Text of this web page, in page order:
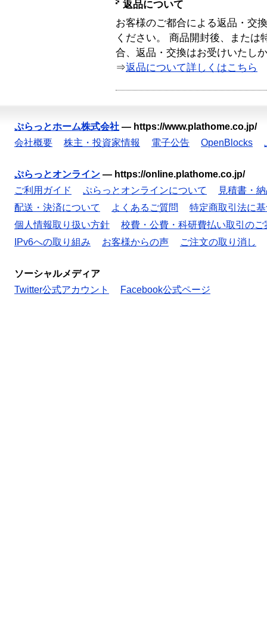
返品について
お客様のご都合による返品・交
ください。 商品開封後、または
合、返品・交換はお受けいたし
⇒返品について詳しくはこちら
ぷらっとホーム株式会社 — https://www.plathome.co.jp/
会社概要
株主・投資家情報 電子公告 OpenBlocks
ぷらっとオンライン — https://online.plathome.co.jp/
ご利用ガイド
ぷらっとオンラインについて
見積書・
配送・決済について
よくあるご質問
特定商取引法に
個人情報取り扱い方針
校費・公費・科研費払い取引のご
IPv6への取り組み
お客様からの声 ご注文の取り消し
ソーシャルメディア
Twitter公式アカウント
Facebook公式ページ